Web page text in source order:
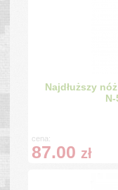
Najdłuższy
cena:
87.00 zł